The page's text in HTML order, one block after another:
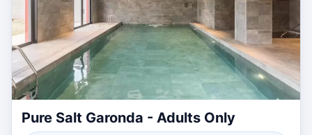
Pure Salt Garonda - Adults Only